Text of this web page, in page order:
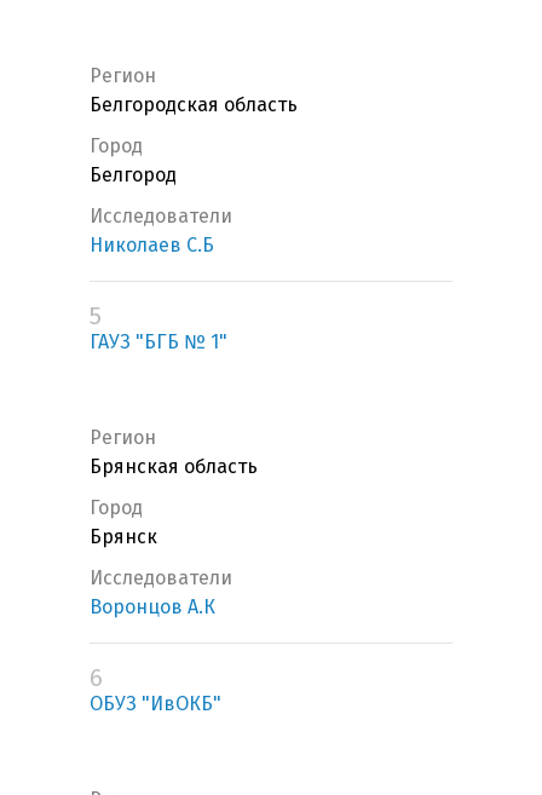
Регион
Белгородская область
Город
Белгород
Исследователи
Николаев С.Б
5
ГАУЗ "БГБ № 1"
Регион
Брянская область
Город
Брянск
Исследователи
Воронцов А.К
6
ОБУЗ "ИвОКБ"